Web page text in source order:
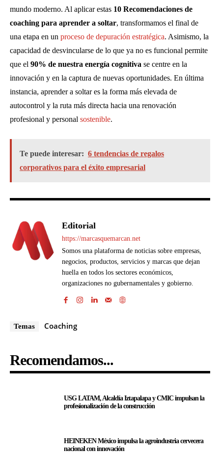
mundo moderno. Al aplicar estas 10 Recomendaciones de
coaching para aprender a soltar, transformamos el final de
una etapa en un proceso de depuración estratégica. Asimismo, la
capacidad de desvincularse de lo que ya no es funcional permite
que el 90% de nuestra energía cognitiva se centre en la
innovación y en la captura de nuevas oportunidades. En última
instancia, aprender a soltar es la forma más elevada de
autocontrol y la ruta más directa hacia una renovación
profesional y personal sostenible.
Te puede interesar: 6 tendencias de regalos
corporativos para el éxito empresarial
Editorial
https://marcasquemarcan.net
Somos una plataforma de noticias sobre empresas,
negocios, productos, servicios y marcas que dejan
huella en todos los sectores económicos,
organizaciones no gubernamentales y gobierno.
Temas Coaching
Recomendamos...
USG LATAM, Alcaldía Iztapalapa y CMIC impulsan la
profesionalización de la construcción
HEINEKEN México impulsa la agroindustria cervecera
nacional con innovación